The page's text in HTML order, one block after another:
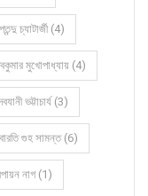
চ্যাটার্জী (4)
মুখোপাধ্যায় (4)
ভট্টাচার্য (3)
গুহ সামন্ত (6)
নাগ (1)